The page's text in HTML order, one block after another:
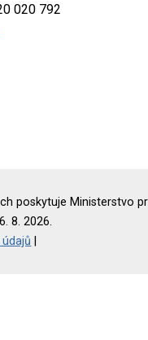
020 792
poskytuje Ministerstvo
8. 2026.